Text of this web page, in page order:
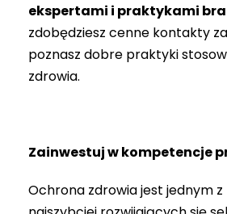
ekspertami i praktykami
zdobędziesz cenne kontakty
poznasz dobre praktyki
zdrowia.
Zainwestuj w kompetencje
Ochrona zdrowia jest jednym z